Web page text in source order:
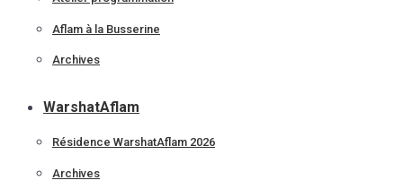
Aflam à la Busserine
Archives
WarshatAflam
Résidence WarshatAflam 2026
Archives